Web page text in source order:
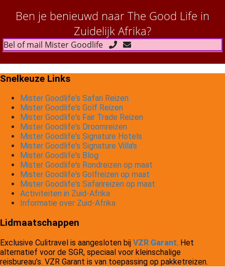
Ben je benieuwd naar The Good Life in
Zuidelijk Afrika?
Bel of mail Mister Goodlife
Snelkeuze Links
Mister Goodlife's Safari Reizen
Mister Goodlife's Golf Reizen
Mister Goodlife's Fair Trade Reizen
Mister Goodlife's Droomreizen
Mister Goodlife's Signature Hotels
Mister Goodlife's Signature Villa's
Mister Goodlife's Blog
Mister Goodlife's Rondreizen op maat
Mister Goodlife's Golfreizen op maat
Mister Goodlife's Safarireizen op maat
Activiteiten in Zuid-Afrika
Informatie over Zuid-Afrika
Lidmaatschappen
Exclusive Culitravel is aangesloten bij VZR Garant. Het
alternatief voor de SGR, speciaal voor kleinschalige
reisbureau’s. VZR Garant is van toepassing op pakketreizen.